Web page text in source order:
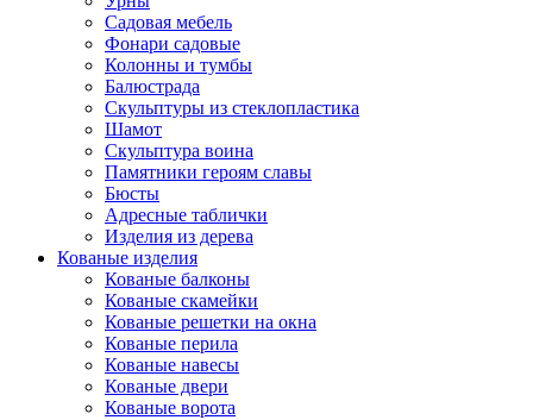
Садовая мебель
Фонари садовые
Колонны и тумбы
Балюстрада
Скульптуры из стеклопластика
Шамот
Скульптура воина
Памятники героям славы
Бюсты
Адресные таблички
Изделия из дерева
Кованые изделия
Кованые балконы
Кованые скамейки
Кованые решетки на окна
Кованые перила
Кованые навесы
Кованые двери
Кованые ворота